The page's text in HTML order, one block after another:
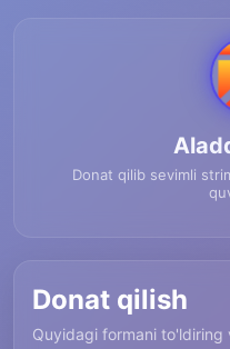
Donat qilib sevimli
Donat qilish
Quyidagi formani